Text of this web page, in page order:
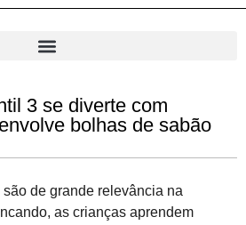
3 se diverte com
bolhas de sabão
de grande relevância na
as crianças aprendem